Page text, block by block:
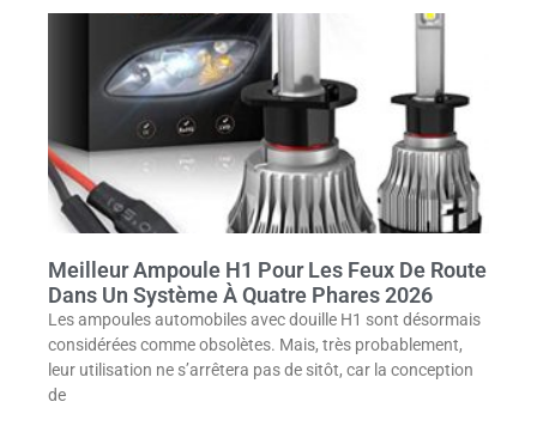
Meilleur Ampoule H1 Pour Les Feux De Route
Dans Un Système À Quatre Phares 2026
Les ampoules automobiles avec douille H1 sont désormais
considérées comme obsolètes. Mais, très probablement,
leur utilisation ne s’arrêtera pas de sitôt, car la conception
de